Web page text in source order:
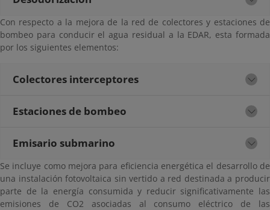
Con respecto a la mejora de la red de colectores y estaciones de
bombeo para conducir el agua residual a la EDAR, esta formada
por los siguientes elementos:
Colectores interceptores
Estaciones de bombeo
Emisario submarino
Se incluye como mejora para eficiencia energética el desarrollo de
una instalación fotovoltaica sin vertido a red destinada a producir
parte de la energía consumida y reducir significativamente las
emisiones de CO2 asociadas al consumo eléctrico de las